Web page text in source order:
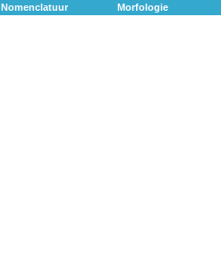
Nomenclatuur Morfologie